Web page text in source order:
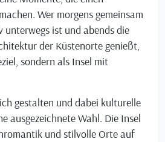
Wer morgens gemeinsam
ist und abends die
der Küstenorte genießt,
sondern als Insel mit
gestalten und dabei kulturelle
ausgezeichnete Wahl. Die Insel
und stilvolle Orte auf